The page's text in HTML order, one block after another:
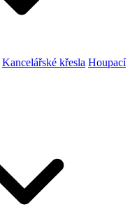
Kancelářské křesla Houpací